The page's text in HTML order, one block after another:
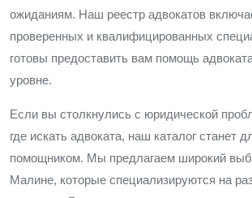
ожиданиям. Наш реестр адвокатов
проверенных и квалифицированных
готовы предоставить вам помощь
уровне.
Если вы столкнулись с юридической
где искать адвоката, наш каталог станет
помощником. Мы предлагаем широкий
Малине, которые специализируются на